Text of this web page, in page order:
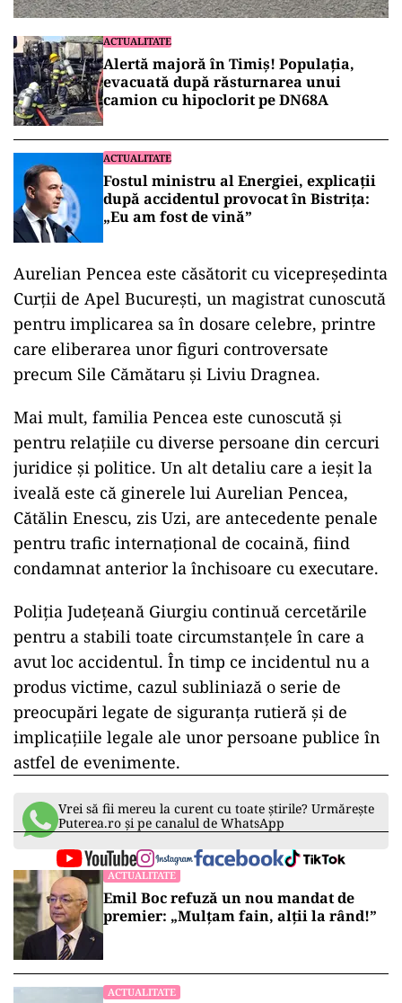
ACTUALITATE
Alertă majoră în Timiș! Populația,
evacuată după răsturnarea unui
camion cu hipoclorit pe DN68A
ACTUALITATE
Fostul ministru al Energiei, explicații
după accidentul provocat în Bistrița:
„Eu am fost de vină”
Aurelian Pencea este căsătorit cu vicepreședinta
Curții de Apel București, un magistrat cunoscută
pentru implicarea sa în dosare celebre, printre
care eliberarea unorfiguri controversate
precum Sile Cămătaru și Liviu Dragnea.
Mai mult, familia Pencea este cunoscută și
pentru relațiile cu diverse persoane din cercuri
juridice și politice. Un alt detaliu care a ieșit la
iveală este că ginerele lui Aurelian Pencea,
Cătălin Enescu, zis Uzi, are antecedente penale
pentru trafic internațional de cocaină, fiind
condamnat anteriorla închisoare cu executare.
Poliția Județeană Giurgiu continuă cercetările
pentru a stabili toate circumstanțele în care a
avut loc accidentul. În timp ce incidentul nu a
produs victime, cazul subliniază o serie de
preocupări legate de siguranța rutieră și de
implicațiile legale ale unorpersoane publice în
astfel de evenimente.
Vrei să fii mereu la curent cu toate știrile? Urmărește
Puterea.ro și pe canalul de WhatsApp
ACTUALITATE
Emil Boc refuză un nou mandat de
premier: „Mulțam fain, alții la rând!”
ACTUALITATE